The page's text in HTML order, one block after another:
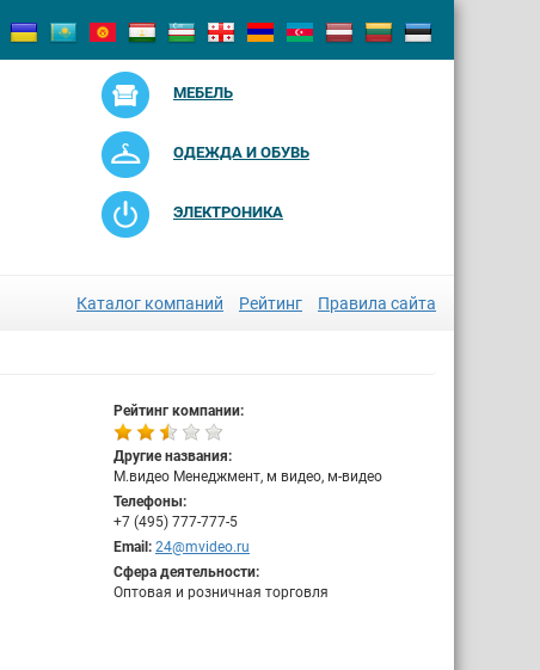
МЕБЕЛЬ
ОДЕЖДА И ОБУВЬ
ЭЛЕКТРОНИКА
Каталог компаний Рейтинг Правила сайта
Рейтинг компании:
Другие названия:
М.видео Менеджмент, м видео, м-видео
Телефоны:
+7 (495) 777-777-5
Email: 24@mvideo.ru
Сфера деятельности:
Оптовая и розничная торговля